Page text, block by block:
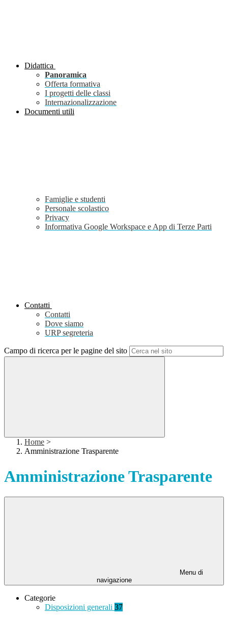
Didattica
Panoramica
Offerta formativa
I progetti delle classi
Internazionalizzazione
Documenti utili
Famiglie e studenti
Personale scolastico
Privacy
Informativa Google Workspace e App di Terze Parti
Contatti
Contatti
Dove siamo
URP segreteria
Campo di ricerca per le pagine del sito
Home >
Amministrazione Trasparente
Amministrazione Trasparente
Menu di
navigazione
Categorie
Disposizioni generali 37